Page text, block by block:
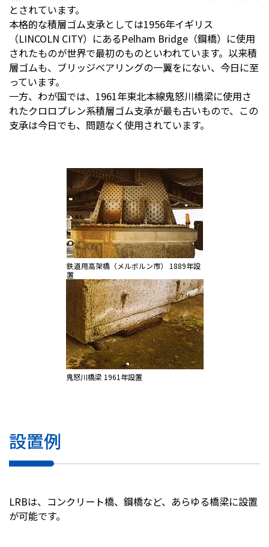
とされています。
本格的な積層ゴム支承としては1956年イギリス
（LINCOLN CITY）にあるPelham Bridge（鋼橋）に使用
されたものが世界で最初のものといわれています。以来積
層ゴムも、ブリッジベアリングの一翼をにない、今日に至
っています。
一方、わが国では、1961年東北本線鬼怒川橋梁に使用さ
れたクロロプレン系積層ゴム支承が最も古いもので、この
支承は今日でも、問題なく使用されています。
鉄道用高架橋（メルボルン市） 1889年設
置
鬼怒川橋梁 1961年設置
設置例
LRBは、コンクリート橋、鋼橋など、あらゆる橋梁に設置
が可能です。